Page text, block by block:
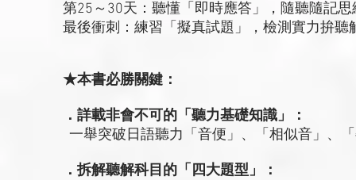
第25～30天：聽懂「即時應答」，隨聽隨記
最後衝刺：練習「擬真試題」，檢測實力拚聽
★本書必勝關鍵：
．詳載非會不可的「聽力基礎知識」：
一舉突破日語聽力「音便」、「相似音」、
．拆解聽解科目的「四大題型」：